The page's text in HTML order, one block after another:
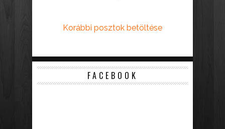
Korábbi posztok betöltése
FACEBOOK